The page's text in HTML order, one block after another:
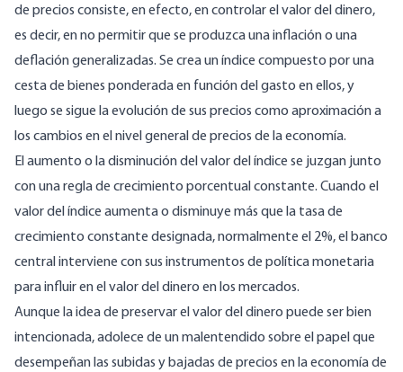
de precios consiste, en efecto, en controlar el valor del dinero,
es decir, en no permitir que se produzca una inflación o una
deflación generalizadas. Se crea un índice compuesto por una
cesta de bienes ponderada en función del gasto en ellos, y
luego se sigue la evolución de sus precios como aproximación a
los cambios en el nivel general de precios de la economía.
El aumento o la disminución del valor del índice se juzgan junto
con una regla de crecimiento porcentual constante. Cuando el
valor del índice aumenta o disminuye más que la tasa de
crecimiento constante designada, normalmente el 2%, el banco
central interviene con sus instrumentos de política monetaria
para influir en el valor del dinero en los mercados.
Aunque la idea de preservar el valor del dinero puede ser bien
intencionada, adolece de un malentendido sobre el papel que
desempeñan las subidas y bajadas de precios en la economía de